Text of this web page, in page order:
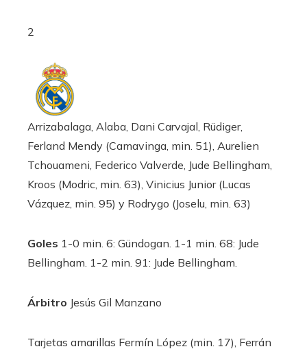
2
Arrizabalaga, Alaba, Dani Carvajal, Rüdiger,
Ferland Mendy (Camavinga, min. 51), Aurelien
Tchouameni, Federico Valverde, Jude Bellingham,
Kroos (Modric, min. 63), Vinicius Junior (Lucas
Vázquez, min. 95) y Rodrygo (Joselu, min. 63)
Goles 1-0 min. 6: Gündogan. 1-1 min. 68: Jude
Bellingham. 1-2 min. 91: Jude Bellingham.
Árbitro Jesús Gil Manzano
Tarjetas amarillas Fermín López (min. 17), Ferrán